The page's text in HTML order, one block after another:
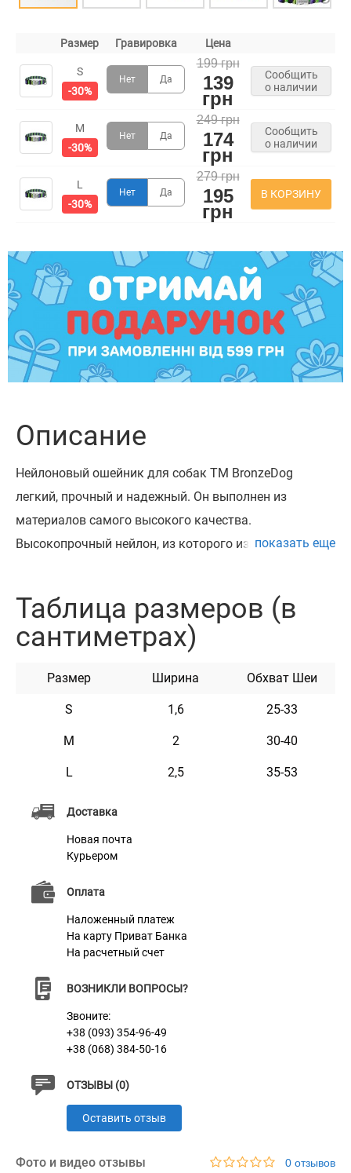
Размер Гравировка Цена
S
-30%
Нет Да
199 грн
139
грн
Сообщить
о наличии
M
-30%
Нет Да
249 грн
174
грн
Сообщить
о наличии
L
-30%
Нет Да
279 грн
195
грн
В КОРЗИНУ
Доставка
Новая почта
Курьером
Оплата
Наложенный платеж
На карту Приват Банка
На расчетный счет
ВОЗНИКЛИ ВОПРОСЫ?
Звоните:
+38 (093) 354-96-49
+38 (068) 384-50-16
ОТЗЫВЫ (0)
Оставить отзыв
Фото и видео отзывы 0 отзывов
Описание
Нейлоновый ошейник для собак ТМ BronzeDog
легкий, прочный и надежный. Он выполнен из
материалов самого высокого качества.
Высокопрочный нейлон, из которого изготовлен
Ошейник укомплектован прочной металлической
пряжкой с возможностью нанесения гравировки.
например: кличка домашнего животного, контактные
данные, адрес, номер микрочипа и т.п.
Текст наносится с помощью лазера, поэтому со
Этот ошейник мягкий на ощупь, гибкий и не боится
воды. Он практичен и неприхотлив в уходе.
Характеристики
Материал
Пряжка
показать еще
Таблица размеров (в
сантиметрах)
Размер Ширина Обхват Шеи
S 1,6 25-33
M 2 30-40
L 2,5 35-53